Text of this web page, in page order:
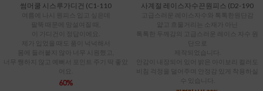
썸머쿨 시스루가디건 (C1-110
여름에 나시 원피스 입고 싶은데
팔뚝 때문에 망설여질 때,
이 가디건이 정답이에요.
제가 입었을 때도 품이 넉넉해서
몸에 들러붙지 않아 너무 시원했고,
너무 쨍하지 않고 예뻐서 포인트 주기 딱 좋았
사계절 레이스자수끈원피스 (D2-190
고급스러운 레이스자수와 톡톡한원단감
얇고 흐물거리는 소재가 아닌
톡톡한 두께감의 고급스러운 레이스 자수 원
비침 걱정을 덜어주며 안정감 있게 착용하실
수 있습니다.